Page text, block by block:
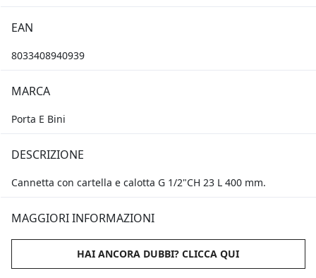
EAN
8033408940939
MARCA
Porta E Bini
DESCRIZIONE
Cannetta con cartella e calotta G 1/2"CH 23 L 400 mm.
MAGGIORI INFORMAZIONI
HAI ANCORA DUBBI? CLICCA QUI